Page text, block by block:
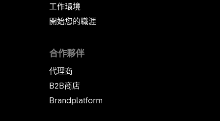
工作環境
開始您的職涯
合作夥伴
代理商
B2B商店
Brandplatform